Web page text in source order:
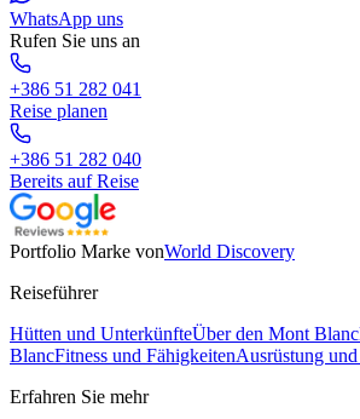
WhatsApp uns
Rufen Sie uns an
+386 51 282 041
Reise planen
+386 51 282 040
Bereits auf Reise
Portfolio Marke vonWorld Discovery
Reiseführer
Hütten und UnterkünfteÜber den Mont Blanc
BlancFitness und FähigkeitenAusrüstung
Erfahren Sie mehr